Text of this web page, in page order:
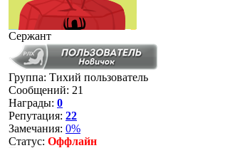
Сержант
Группа: Тихий пользователь
Сообщений: 21
Награды: 0
Репутация: 22
Замечания: 0%
Статус: Оффлайн